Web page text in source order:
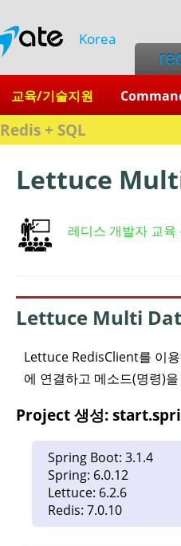
Korea
교육/기술지원
Redis + SQL
Lettuce
레디스 개발자 교육
Lettuce Multi
Lettuce RedisClient를 이
에 연결하고 메소드(명령)
Project 생성:
Spring Boot: 3.1.4
Spring: 6.0.12
Lettuce: 6.2.6
Redis: 7.0.10